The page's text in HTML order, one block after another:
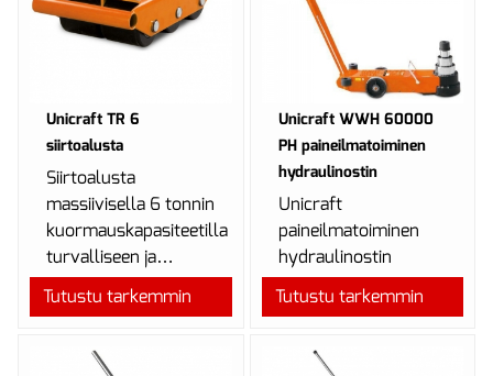
Unicraft TR 6
siirtoalusta
Siirtoalusta
massiivisella 6 tonnin
kuormauskapasiteetilla
turvalliseen ja
helppoon kuljetukseen.
Tutustu tarkemmin
Unicraft WWH 60000
PH paineilmatoiminen
hydraulinostin
Unicraft
paineilmatoiminen
hydraulinostin
hallittuihin,
turvallisiin nostoihin
nostokapasiteetil...
Tutustu tarkemmin